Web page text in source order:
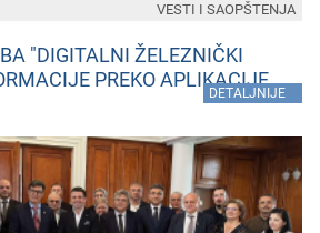
"DIGITALNI ŽELEZNIČKI
PREKO APLIKACIJE
DETALJNIJE
VESTI I SAOPŠTENJA